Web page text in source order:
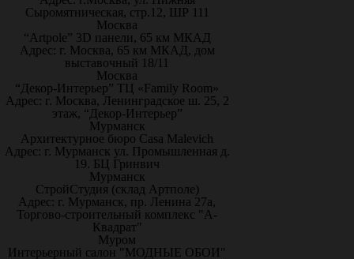
Сыромятническая, стр.12, ШР 111
Москва
“Artpole” 3D панели, 65 км МКАД
Адрес: г. Москва, 65 км МКАД, дом
выставочный 18/11
Москва
“Декор-Интерьер” ТЦ «Family Room»
Адрес: г. Москва, Ленинградское ш. 25, 2
этаж, “Декор-Интерьер”
Мурманск
Архитектурное бюро Casa Malevich
Адрес: г. Мурманск ул. Промышленная д.
19. БЦ Гринвич
Мурманск
СтройСтудия (склад Артполе)
Адрес: г. Мурманск, пр. Ленина 27а,
Торгово-строительный комплекс "А-
Квадрат"
Муром
Интерьерный салон "МОДНЫЕ ОБОИ"